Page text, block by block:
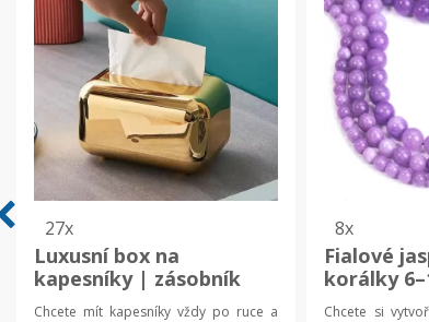
27x
Luxusní box na
kapesníky | zásobník
kapesníků,
Chcete mít kapesníky vždy po ruce a
8x
Fialové
korálky
šperky
Chcete si